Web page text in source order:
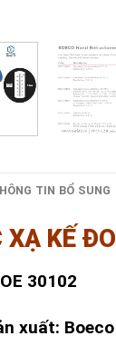
TIN BỔ SUNG
XẠ KẾ
30102
xuất: